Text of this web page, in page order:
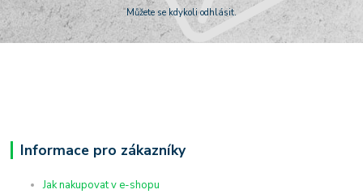
Můžete se kdykoli odhlásit.
Informace pro zákazníky
Jak nakupovat v e-shopu